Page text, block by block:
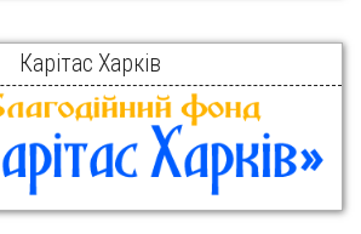
Карітас Харків